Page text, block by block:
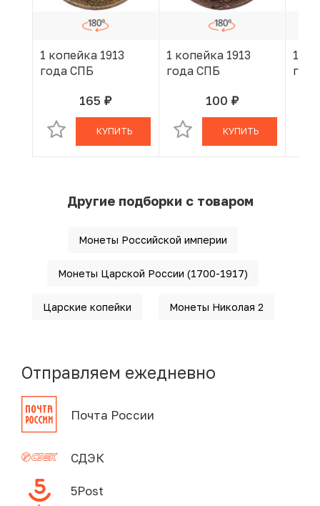
1 копейка 1913
года СПБ
165 руб.
В КОРЗИНЕ
КУПИТЬ
1 копейка 1913
года СПБ
100 руб.
В КОРЗИНЕ
КУПИТЬ
1
Другие подборки с товаром
Монеты Российской империи
Монеты Царской России (1700-1917)
Царские копейки Монеты Николая 2
Отправляем ежедневно
Почта России
СДЭК
5Post